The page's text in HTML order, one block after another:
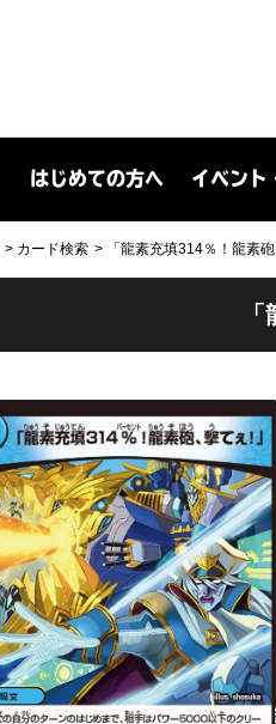
はじめての方へ イベント
カード検索 「龍素充填314％！龍素